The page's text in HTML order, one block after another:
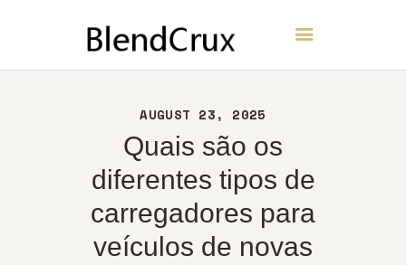
AUGUST 23, 2025
Quais são os
diferentes tipos de
carregadores para
veículos de novas
BlendCrux
INÍCIO
SOBRE
CONTATO
POLÍTICA
PORTUGUÊS